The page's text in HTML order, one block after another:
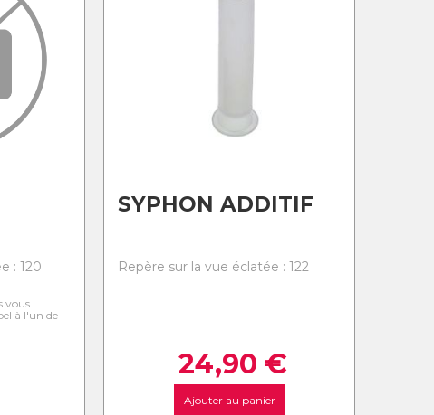
: 120
vous
à l'un de
SYPHON ADDITIF
Repère sur la vue éclatée : 122
24,90 €
Ajouter au panier